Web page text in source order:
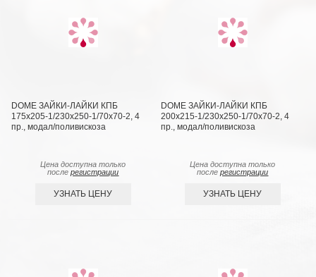
DOME ЗАЙКИ-ЛАЙКИ КПБ
175х205-1/230х250-1/70х70-2, 4
пр., модал/поливискоза
Цена доступна только
послерегистрации
УЗНАТЬ ЦЕНУ
DOME ЗАЙКИ-ЛАЙКИ КПБ
200х215-1/230х250-1/70х70-2, 4
пр., модал/поливискоза
Цена доступна только
послерегистрации
УЗНАТЬ ЦЕНУ